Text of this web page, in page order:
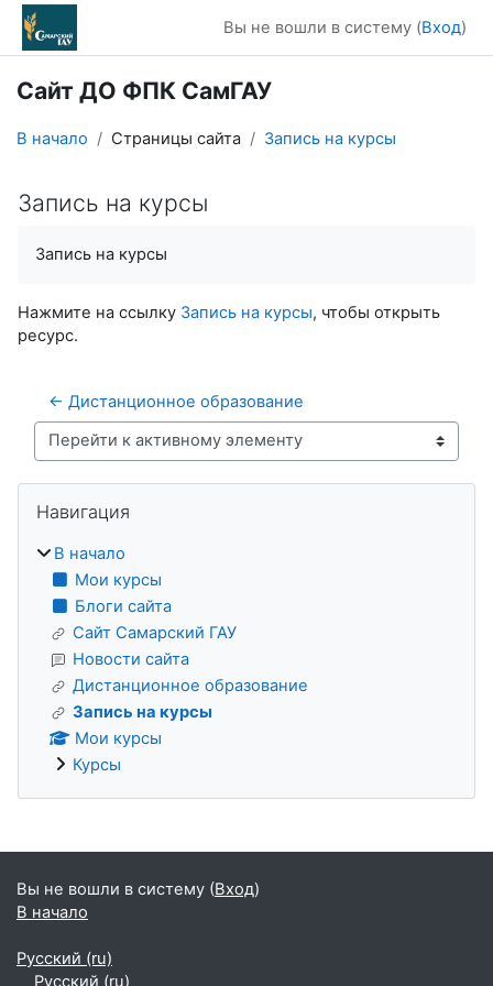
Перейти к основному содержанию
Вы не вошли в систему (Вход)
Сайт ДО ФПК СамГАУ
В начало Страницы сайта Запись на курсы
Запись на курсы
Запись на курсы
Нажмите на ссылку Запись на курсы, чтобы открыть
ресурс.
← Дистанционное образование
Перейти к активному элементу
Блоки
Навигация
В начало
Мои курсы
Блоги сайта
Сайт Самарский ГАУ
Новости сайта
Дистанционное образование
Запись на курсы
Мои курсы
Курсы
Дополнительные блоки
Вы не вошли в систему (Вход)
В начало
Русский ‎(ru)‎
Русский ‎(ru)‎